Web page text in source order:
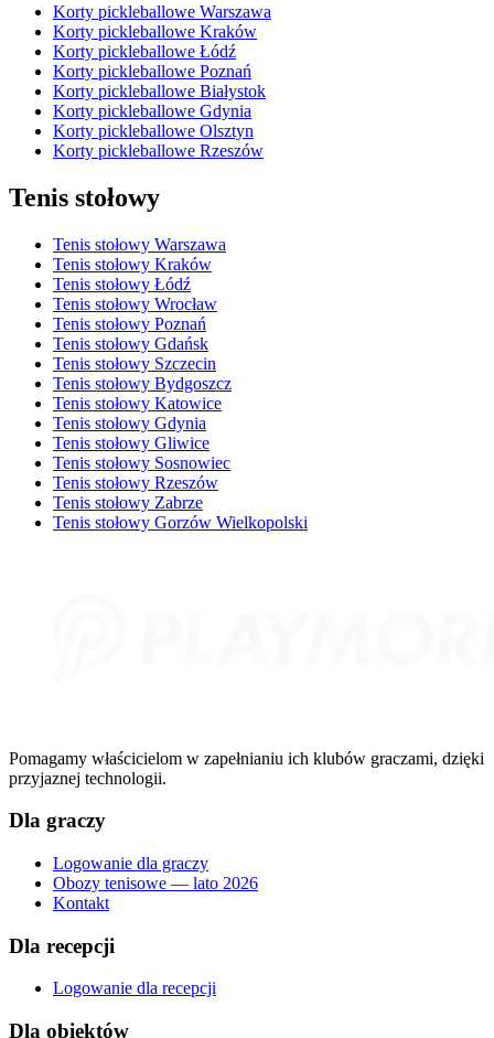
Korty pickleballowe Warszawa
Korty pickleballowe Kraków
Korty pickleballowe Łódź
Korty pickleballowe Poznań
Korty pickleballowe Białystok
Korty pickleballowe Gdynia
Korty pickleballowe Olsztyn
Korty pickleballowe Rzeszów
Tenis stołowy
Tenis stołowy Warszawa
Tenis stołowy Kraków
Tenis stołowy Łódź
Tenis stołowy Wrocław
Tenis stołowy Poznań
Tenis stołowy Gdańsk
Tenis stołowy Szczecin
Tenis stołowy Bydgoszcz
Tenis stołowy Katowice
Tenis stołowy Gdynia
Tenis stołowy Gliwice
Tenis stołowy Sosnowiec
Tenis stołowy Rzeszów
Tenis stołowy Zabrze
Tenis stołowy Gorzów Wielkopolski
Pomagamy właścicielom w zapełnianiu ich klubów graczami, dzięki
przyjaznej technologii.
Dla graczy
Logowanie dla graczy
Obozy tenisowe — lato 2026
Kontakt
Dla recepcji
Logowanie dla recepcji
Dla obiektów